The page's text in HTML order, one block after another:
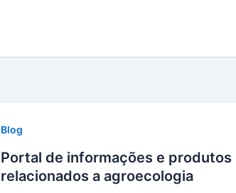
Blog
Portal de informações e produtos
relacionados a agroecologia